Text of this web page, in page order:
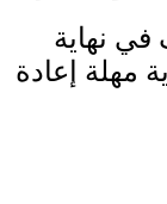
في نهاية
مهلة إعادة